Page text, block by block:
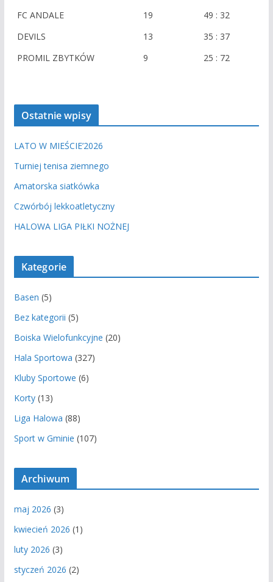
FC ANDALE
19
49 : 32
DEVILS
13
35 : 37
PROMIL ZBYTKÓW
9 25 : 72
Ostatnie wpisy
LATO W MIEŚCIE’2026
Turniej tenisa ziemnego
Amatorska siatkówka
Czwórbój lekkoatletyczny
HALOWA LIGA PIŁKI NOŻNEJ
Kategorie
Basen (5)
Bez kategorii (5)
Boiska Wielofunkcyjne (20)
Hala Sportowa (327)
Kluby Sportowe (6)
Korty(13)
Liga Halowa (88)
Sport w Gminie (107)
Archiwum
maj 2026 (3)
kwiecień 2026 (1)
luty 2026 (3)
styczeń 2026 (2)